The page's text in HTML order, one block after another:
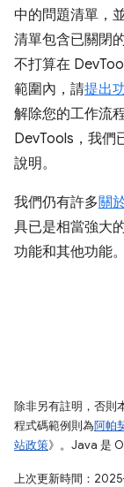
中的問題清單，
清單包含已關閉
不打算在
範圍內，請提出
解除您的工作流
DevTools，我們
說明。
我們仍有許多關
具已是相當強大
功能和其他功能。
除非另有註明，否則
程式碼範例則為阿帕
站政策》。Java 是
上次更新時間：